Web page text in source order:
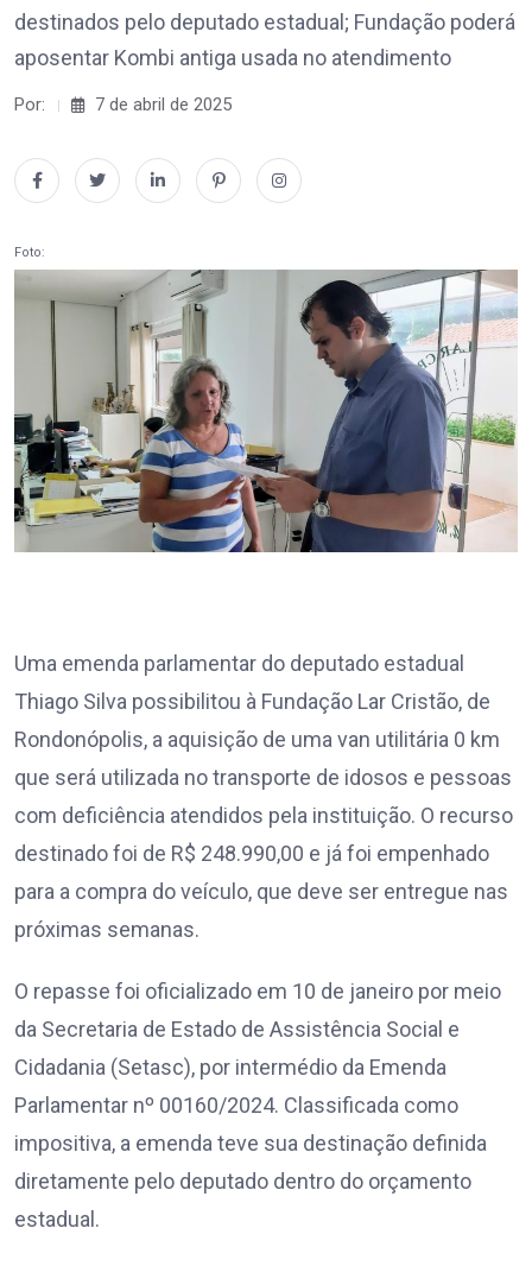
destinados pelo deputado estadual; Fundação poderá
aposentar Kombi antiga usada no atendimento
Por: 7 de abril de 2025
Foto:
Uma emenda parlamentar do deputado estadual
Thiago Silva possibilitou à Fundação Lar Cristão, de
Rondonópolis, a aquisição de uma van utilitária 0 km
que será utilizada no transporte de idosos e pessoas
com deficiência atendidos pela instituição. O recurso
destinado foi de R$ 248.990,00 e já foi empenhado
para a compra do veículo, que deve ser entregue nas
próximas semanas.
O repasse foi oficializado em 10 de janeiro por meio
da Secretaria de Estado de Assistência Social e
Cidadania (Setasc), por intermédio da Emenda
Parlamentar nº 00160/2024. Classificada como
impositiva, a emenda teve sua destinação definida
diretamente pelo deputado dentro do orçamento
estadual.